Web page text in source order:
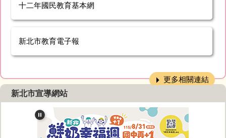
十二年國民教育基本網
新北市教育電子報
更多相關連結
新北市宣導網站